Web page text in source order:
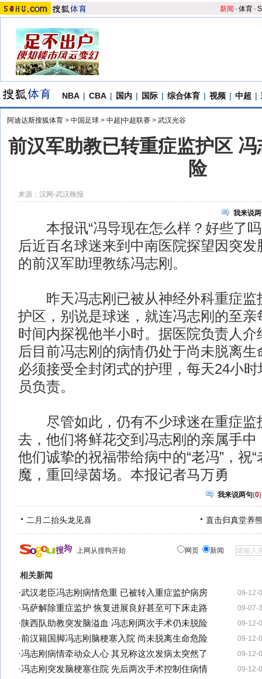
新闻 -体育-S
NBA | CBA | 国内 | 国际 | 综合体育 | 视频 | 中超 |
阿迪达斯搜狐体育 > 中国足球 > 中超|中超联赛 > 武汉光谷
前汉军助教已转重症监护区
险
来源： 汉网-武汉晚报
我来说
本报讯“冯导现在怎么样？好些了吗
后近百名球迷来到中南医院探望因突
的前汉军助理教练冯志刚。
昨天冯志刚已被从神经外科重症监
护区，别说是球迷，就连冯志刚的至亲
时间内探视他半小时。据医院负责人介
后目前冯志刚的病情仍处于尚未脱离
必须接受全封闭式的护理，每天24小
员负责。
尽管如此，仍有不少球迷在重症监
去，他们将鲜花交到冯志刚的亲属手中
他们诚挚的祝福带给病中的“老冯”，祝
魔，重回绿茵场。本报记者马万勇
我来说两句(0)
二月二抬头龙见喜 直击归真堂养
上网从搜狗开始 网页 新闻
相关新闻
09-12-
·武汉老臣冯志刚病情危重 已被转入重症监护病房
09-07-
·马萨解除重症监护 恢复进展良好甚至可下床走路
09-12-
·陕西队助教突发脑溢血 冯志刚两次手术仍未脱险
09-12-
·前汉籍国脚冯志刚脑梗塞入院 尚未脱离生命危险
09-12-
·冯志刚病情牵动众人心 其兄称这次发病太突然了
09-12-
·冯志刚突发脑梗塞住院 先后两次手术控制住病情